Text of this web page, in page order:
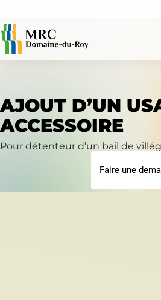
Niveau
Avis publics
AJOUT D’UN
ACCESSOIRE
Pour détenteur d’un bail de
Faire une